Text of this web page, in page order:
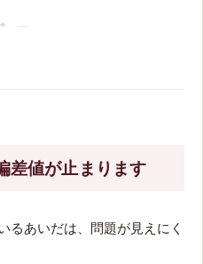
差値が止まります
るあいだは、問題が見えにく